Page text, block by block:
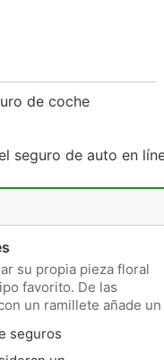
de coche
seguro de auto en
su propia pieza floral
favorito. De las
un ramillete añade un
y follaje, así
seguros